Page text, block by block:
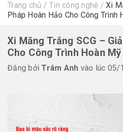
Trang chủ / Tin công nghệ / Xi
Pháp Hoàn Hảo Cho Công Trình
Xi Măng Trắng SCG –
Cho Công Trình Hoàn Mỹ
Đăng bởiTrâm Anh vào lúc